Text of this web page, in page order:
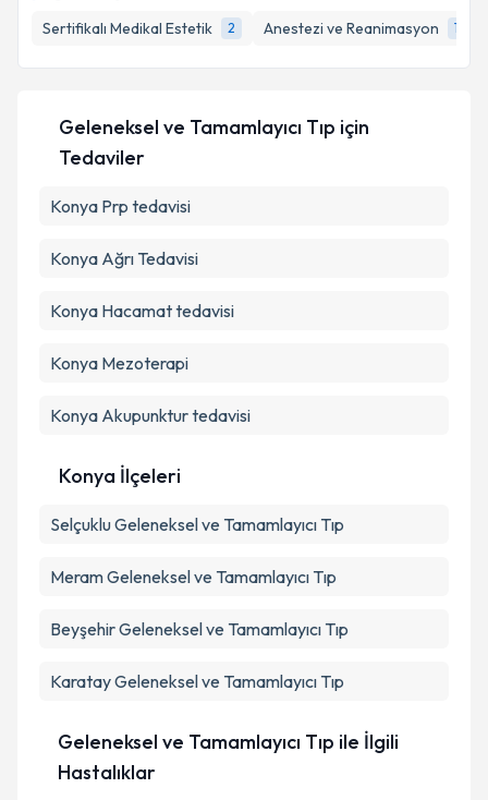
Sertifikalı Medikal Estetik
2 Anestezi ve Reanimasyon 1
Kişisel verilerimin işlenmesine ilişkin
kapsamda işlenmesini kabul ediyorum.
Takvim Talebini Gönder
Geleneksel ve Tamamlayıcı Tıp için
Tedaviler
Konya Prp tedavisi
Konya Ağrı Tedavisi
Konya Hacamat tedavisi
Konya Mezoterapi
Konya Akupunktur tedavisi
Konya İlçeleri
SelçukluGeleneksel ve Tamamlayıcı Tıp
MeramGeleneksel ve Tamamlayıcı Tıp
BeyşehirGeleneksel ve Tamamlayıcı Tıp
KaratayGeleneksel ve Tamamlayıcı Tıp
Geleneksel ve Tamamlayıcı Tıp ile İlgili
Hastalıklar